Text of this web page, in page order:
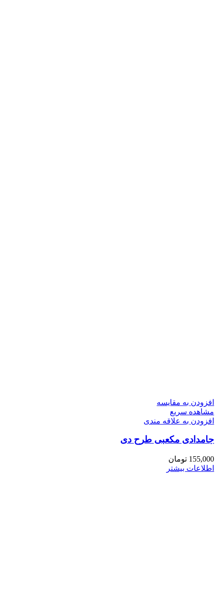
افزودن به مقایسه
مشاهده سریع
افزودن به علاقه مندی
جامدادی مکعبی طرح دی
155,000 تومان
اطلاعات بیشتر